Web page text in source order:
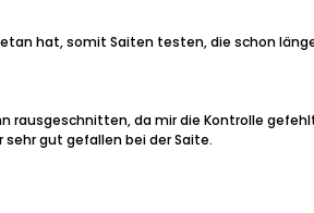
hat, somit Saiten testen, die schon
rausgeschnitten, da mir die Kontrolle
gut gefallen bei der Saite.